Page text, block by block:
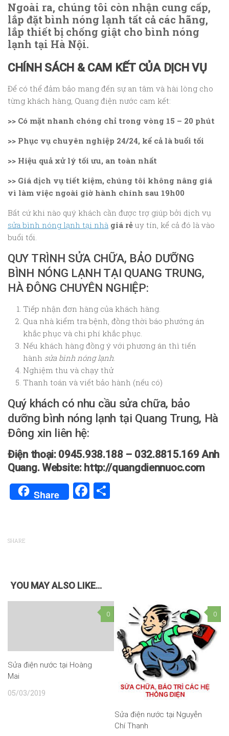
Ngoài ra, chúng tôi còn nhận cung cấp,
lắp đặt bình nóng lạnh tất cả các hãng,
lắp thiết bị chống giật cho bình nóng
lạnh tại Hà Nội.
CHÍNH SÁCH & CAM KẾT CỦA DỊCH VỤ
Để có thể đảm bảo mang đến sự an tâm và hài lòng cho
từng khách hàng, Quang điện nước cam kết:
>> Có mặt nhanh chóng chỉ trong vòng 15 – 20 phút
>> Phục vụ chuyên nghiệp 24/24, kể cả là buổi tối
>> Hiệu quả xử lý tối ưu, an toàn nhất
>> Giá dịch vụ tiết kiệm, chúng tôi không nâng giá
vì làm việc ngoài giờ hành chính sau 19h00
Bất cứ khi nào quý khách cần được trợ giúp bởi dịch vụ
sửa bình nóng lạnh tại nhà giá rẻ uy tín, kể cả đó là vào
buổi tối.
QUY TRÌNH SỬA CHỮA, BẢO DƯỠNG
BÌNH NÓNG LẠNH TẠI QUANG TRUNG,
HÀ ĐÔNG CHUYÊN NGHIỆP:
Tiếp nhận đơn hàng của khách hàng.
Qua nhà kiểm tra bệnh, đồng thời báo phướng án
khắc phục và chi phí khắc phục.
Nếu khách hàng đồng ý với phương án thì tiến
hành sửa bình nóng lạnh.
Nghiệm thu và chạy thử
Thanh toán và viết bảo hành (nếu có)
Quý khách có nhu cầu sửa chữa, bảo
dưỡng bình nóng lạnh tại Quang Trung, Hà
Đông xin liên hệ:
Điện thoại: 0945.938.188 – 032.8815.169 Anh
Quang. Website: http://quangdiennuoc.com
Share Facebook
SHARE
YOU MAY ALSO LIKE...
0
Sửa điện nước tại Hoàng
Mai
05/03/2019
0
Sửa điện nước tại Nguyễn
Chí Thanh